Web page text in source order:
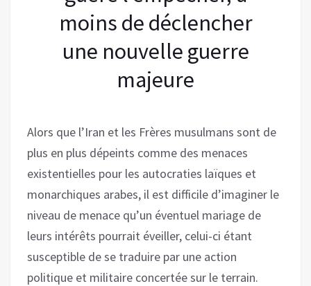
moins de déclencher
une nouvelle guerre
majeure
Alors que l’Iran et les Frères musulmans sont de
plus en plus dépeints comme des menaces
existentielles pour les autocraties laïques et
monarchiques arabes, il est difficile d’imaginer le
niveau de menace qu’un éventuel mariage de
leurs intérêts pourrait éveiller, celui-ci étant
susceptible de se traduire par une action
politique et militaire concertée sur le terrain.